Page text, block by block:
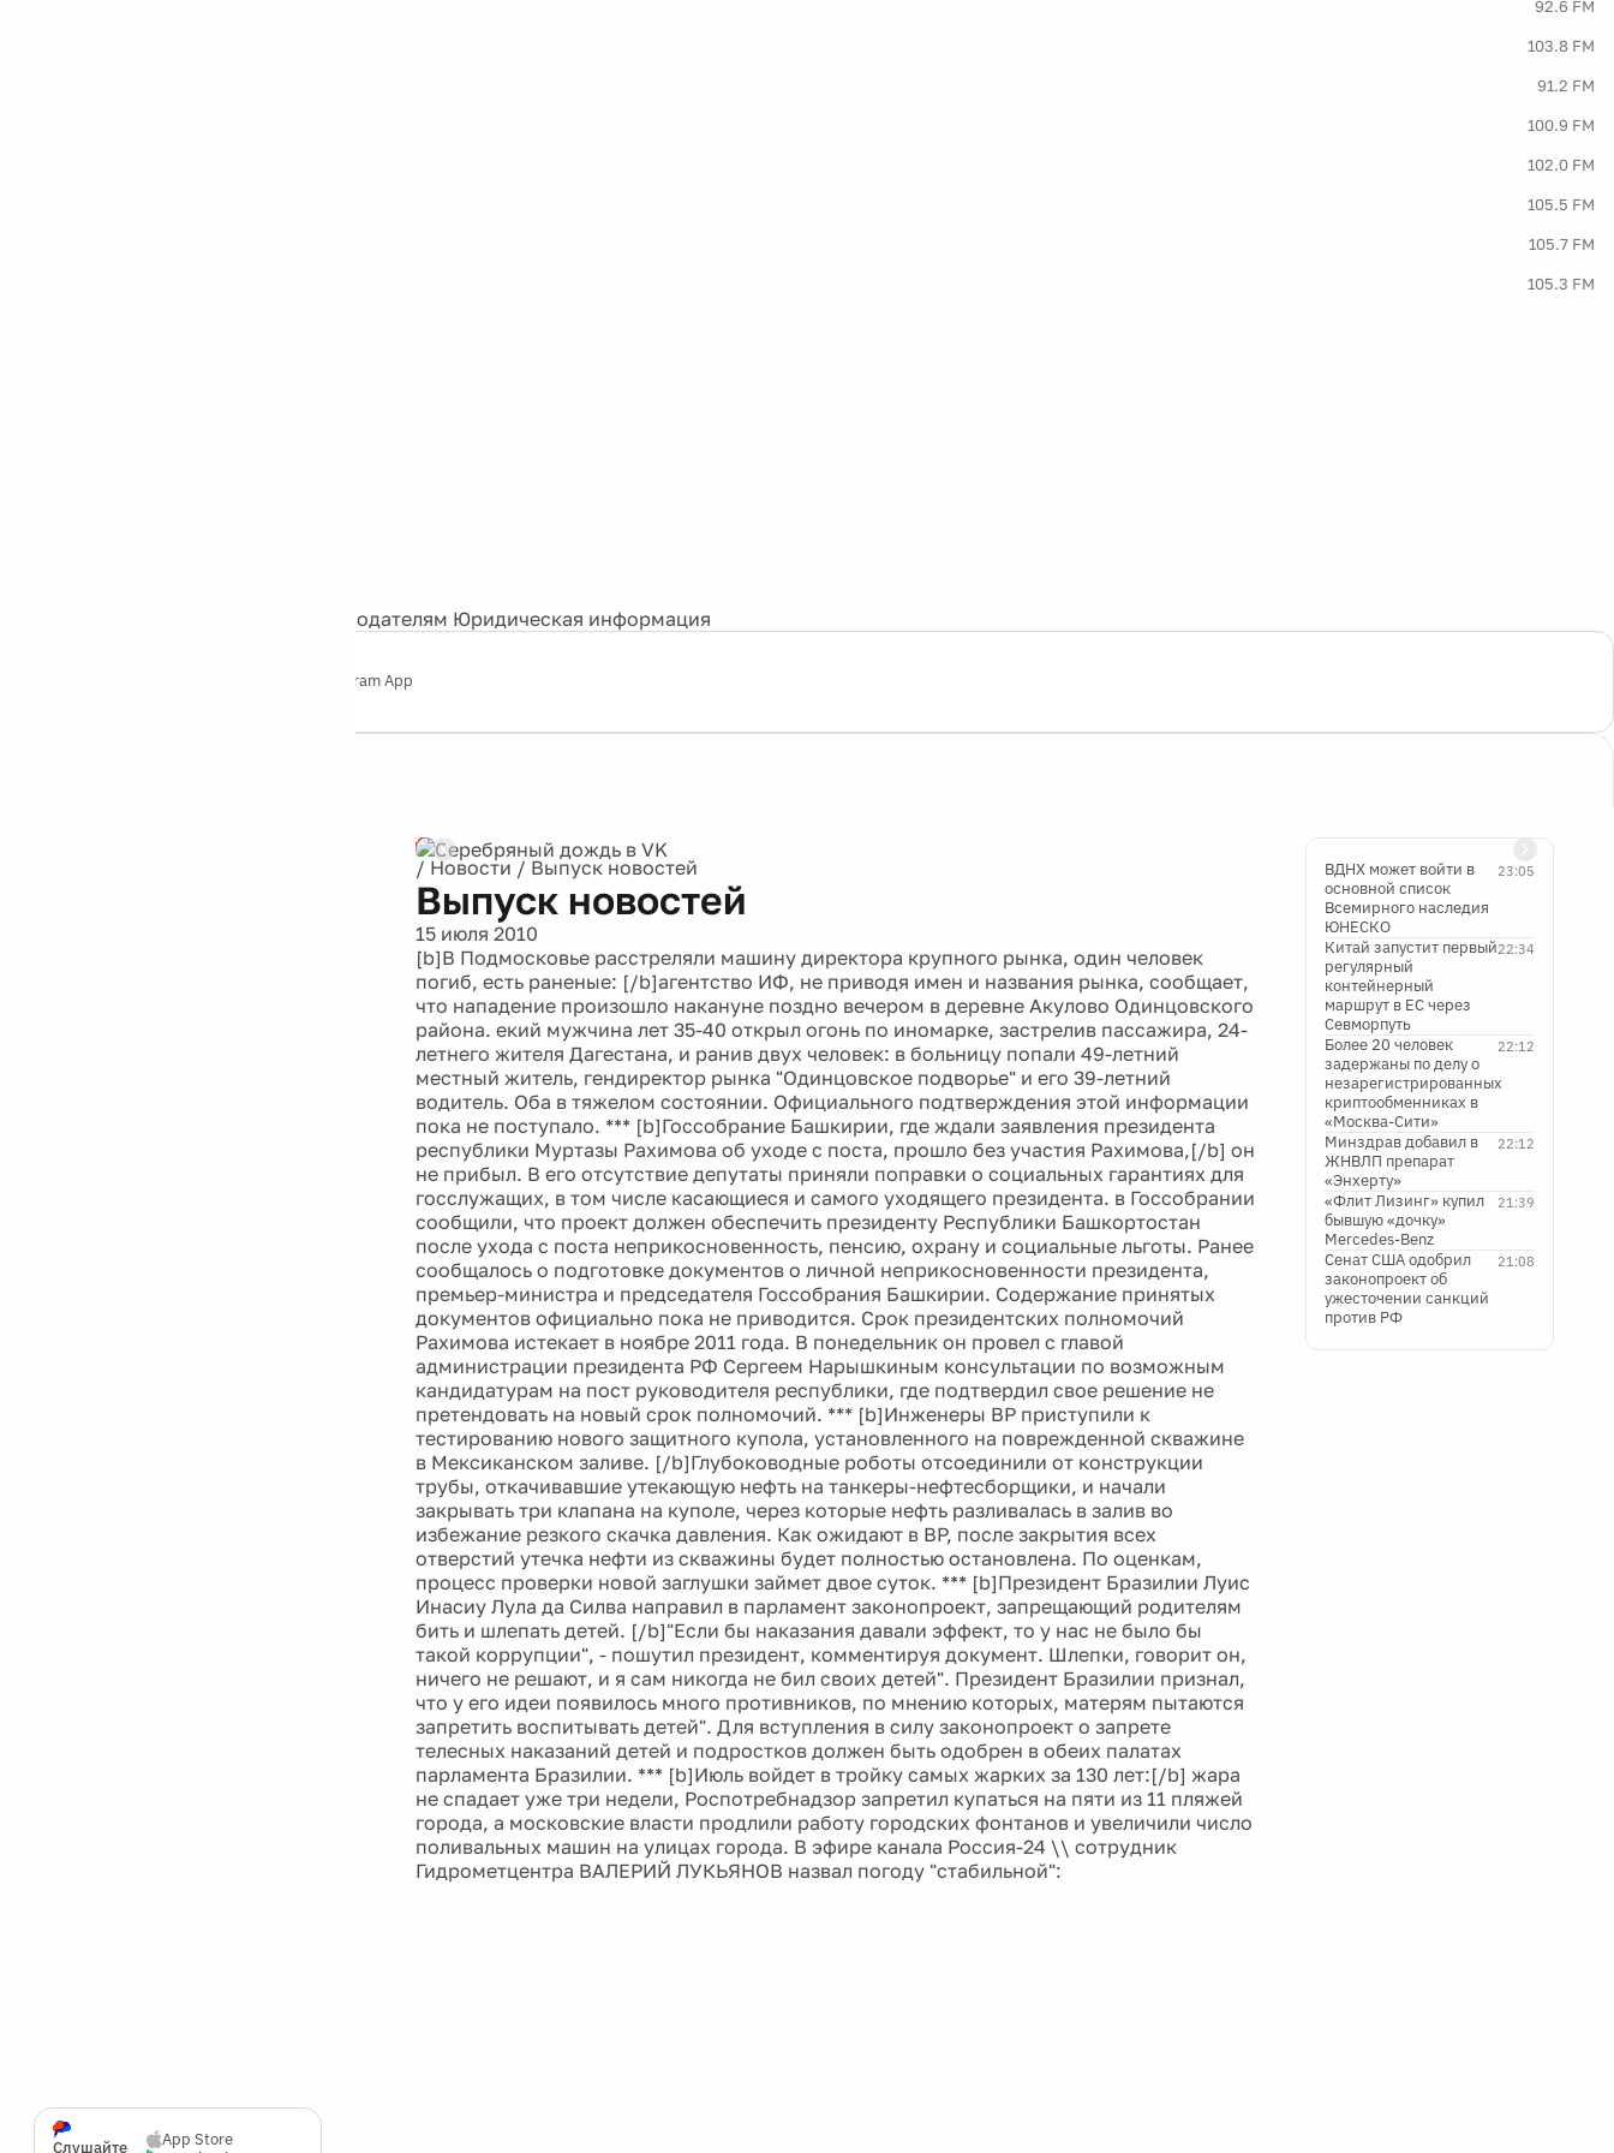
92.6 FM
103.8 FM
91.2 FM
100.9 FM
102.0 FM
105.5 FM
105.7 FM
105.3 FM
Рекламодателям Юридическая информация
Telegram App
Слушайте
App Store
/ Новости / Выпуск новостей
Выпуск новостей
15 июля 2010
[b]В Подмосковье расстреляли машину директора крупного рынка, один человек
погиб, есть раненые: [/b]агентство ИФ, не приводя имен и названия рынка, сообщает,
что нападение произошло накануне поздно вечером в деревне Акулово Одинцовского
района. екий мужчина лет 35-40 открыл огонь по иномарке, застрелив пассажира, 24-
летнего жителя Дагестана, и ранив двух человек: в больницу попали 49-летний
местный житель, гендиректор рынка "Одинцовское подворье" и его 39-летний
водитель. Оба в тяжелом состоянии. Официального подтверждения этой информации
пока не поступало. *** [b]Госсобрание Башкирии, где ждали заявления президента
республики Муртазы Рахимова об уходе с поста, прошло без участия Рахимова,[/b] он
не прибыл. В его отсутствие депутаты приняли поправки о социальных гарантиях для
госслужащих, в том числе касающиеся и самого уходящего президента. в Госсобрании
сообщили, что проект должен обеспечить президенту Республики Башкортостан
после ухода с поста неприкосновенность, пенсию, охрану и социальные льготы. Ранее
сообщалось о подготовке документов о личной неприкосновенности президента,
премьер-министра и председателя Госсобрания Башкирии. Содержание принятых
документов официально пока не приводится. Срок президентских полномочий
Рахимова истекает в ноябре 2011 года. В понедельник он провел с главой
администрации президента РФ Сергеем Нарышкиным консультации по возможным
кандидатурам на пост руководителя республики, где подтвердил свое решение не
претендовать на новый срок полномочий. *** [b]Инженеры BP приступили к
тестированию нового защитного купола, установленного на поврежденной скважине
в Мексиканском заливе. [/b]Глубоководные роботы отсоединили от конструкции
трубы, откачивавшие утекающую нефть на танкеры-нефтесборщики, и начали
закрывать три клапана на куполе, через которые нефть разливалась в залив во
избежание резкого скачка давления. Как ожидают в BP, после закрытия всех
отверстий утечка нефти из скважины будет полностью остановлена. По оценкам,
процесс проверки новой заглушки займет двое суток. *** [b]Президент Бразилии Луис
Инасиу Лула да Силва направил в парламент законопроект, запрещающий родителям
бить и шлепать детей. [/b]"Если бы наказания давали эффект, то у нас не было бы
такой коррупции", - пошутил президент, комментируя документ. Шлепки, говорит он,
ничего не решают, и я сам никогда не бил своих детей". Президент Бразилии признал,
что у его идеи появилось много противников, по мнению которых, матерям пытаются
запретить воспитывать детей". Для вступления в силу законопроект о запрете
телесных наказаний детей и подростков должен быть одобрен в обеих палатах
парламента Бразилии. *** [b]Июль войдет в тройку самых жарких за 130 лет:[/b] жара
не спадает уже три недели, Роспотребнадзор запретил купаться на пяти из 11 пляжей
города, а московские власти продлили работу городских фонтанов и увеличили число
поливальных машин на улицах города. В эфире канала Россия-24 \\ сотрудник
Гидрометцентра ВАЛЕРИЙ ЛУКЬЯНОВ назвал погоду "стабильной":
23:05
ВДНХ может войти в
основной список
Всемирного наследия
ЮНЕСКО
22:34
Китай запустит первый
регулярный
контейнерный
маршрут в ЕС через
Севморпуть
22:12
Более 20 человек
задержаны по делу о
незарегистрированных
криптообменниках в
«Москва-Сити»
22:12
Минздрав добавил в
ЖНВЛП препарат
«Энхерту»
21:39
«Флит Лизинг» купил
бывшую «дочку»
Mercedes-Benz
21:08
Сенат США одобрил
законопроект об
ужесточении санкций
против РФ